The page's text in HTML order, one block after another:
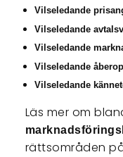
Vilseledande
Vilseledande
Vilseledande
Vilseledande
Vilseledande
Läs mer om
rättsområden